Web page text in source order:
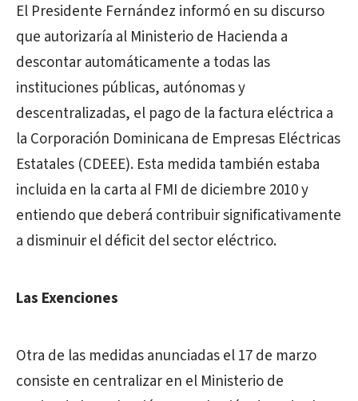
El Presidente Fernández informó en su discurso
que autorizaría al Ministerio de Hacienda a
descontar automáticamente a todas las
instituciones públicas, autónomas y
descentralizadas, el pago de la factura eléctrica a
la Corporación Dominicana de Empresas Eléctricas
Estatales (CDEEE). Esta medida también estaba
incluida en la carta al FMI de diciembre 2010 y
entiendo que deberá contribuir significativamente
a disminuir el déficit del sector eléctrico.
Las Exenciones
Otra de las medidas anunciadas el 17 de marzo
consiste en centralizar en el Ministerio de